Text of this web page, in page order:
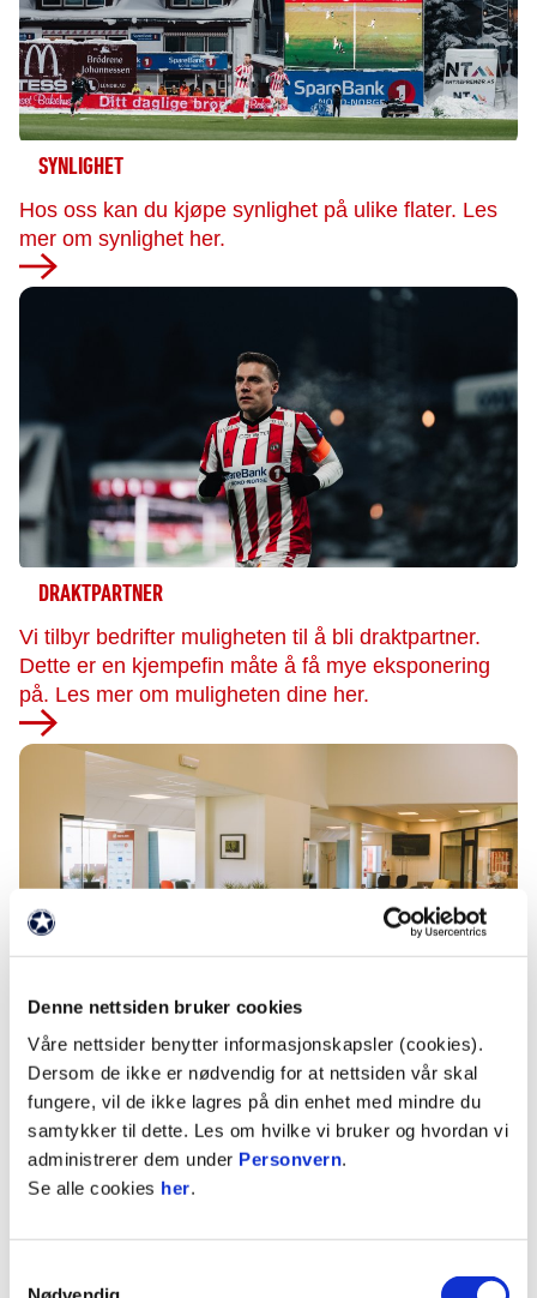
Denne nettsiden bruker cookies
Våre nettsider benytter informasjonskapsler (cookies).
Dersom de ikke er nødvendig for at nettsiden vår skal
fungere, vil de ikke lagres på din enhet med mindre du
samtykker til dette. Les om hvilke vi bruker og hvordan vi
administrerer dem under Personvern.
Se alle cookies her.
SYNLIGHET
Hos oss kan du kjøpe synlighet på ulike flater. Les
mer om synlighet her.
DRAKTPARTNER
Vi tilbyr bedrifter muligheten til å bli draktpartner.
Dette er en kjempefin måte å få mye eksponering
på. Les mer om muligheten dine her.
VIP KONSEPTER
Vi tilbyr ulike VIP-konsepter hos oss. Finn ut hvilket
konsept som passer dere best.